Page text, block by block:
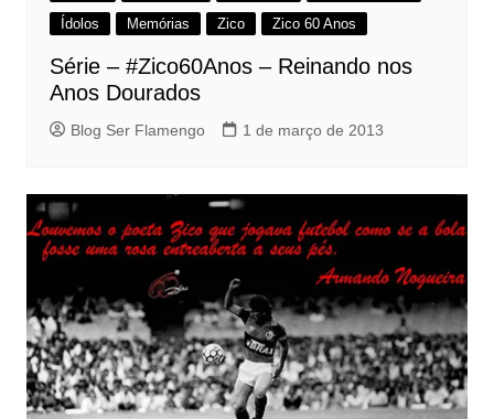
Ídolos
Memórias Zico Zico 60 Anos
Série – #Zico60Anos – Reinando nos
Anos Dourados
Blog Ser Flamengo 1 de março de 2013